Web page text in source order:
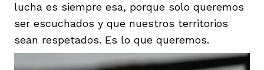
lucha es siempre esa, porque solo queremos
ser escuchados y que nuestros territorios
sean respetados. Es lo que queremos.